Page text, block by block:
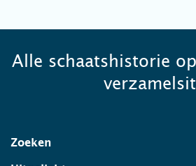
Alle schaatshistorie
Zoeken